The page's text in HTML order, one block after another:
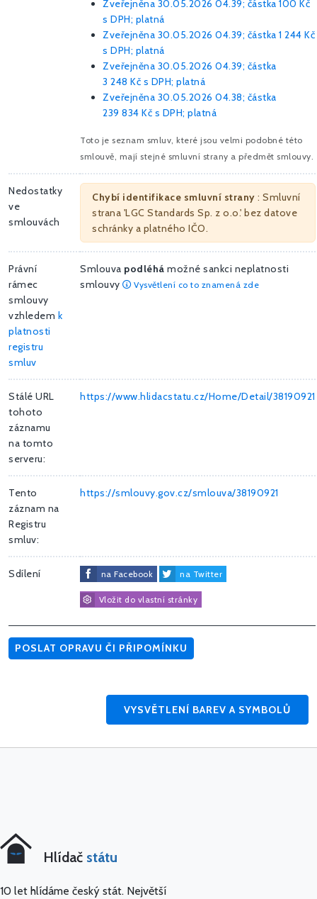
Zveřejněna 30.05.2026 04.39; částka 100 Kč
s DPH; platná
Zveřejněna 30.05.2026 04.39; částka 1 244 Kč
s DPH; platná
Zveřejněna 30.05.2026 04.39; částka
3 248 Kč s DPH; platná
Zveřejněna 30.05.2026 04.38; částka
239 834 Kč s DPH; platná
Toto je seznam smluv, které jsou velmi podobné této
smlouvě, mají stejné smluvní strany a předmět smlouvy.
Nedostatky
ve
smlouvách
Chybí identifikace smluvní strany : Smluvní
strana 'LGC Standards Sp. z o.o.' bez datove
schránky a platného IČO.
Právní
rámec
smlouvy
vzhledem k
platnosti
registru
smluv
Smlouva podléhá možné sankci neplatnosti
smlouvy
Vysvětlení co to znamená zde
Stálé URL
tohoto
záznamu
na tomto
serveru:
https://www.hlidacstatu.cz/Home/Detail/38190921
Tento
záznam na
Registru
smluv:
https://smlouvy.gov.cz/smlouva/38190921
Sdílení na Facebook na Twitter
Vložit do vlastní stránky
POSLAT OPRAVU ČI PŘIPOMÍNKU
VYSVĚTLENÍ BAREV A SYMBOLŮ
Hlídač státu
10 let hlídáme český stát. Největší